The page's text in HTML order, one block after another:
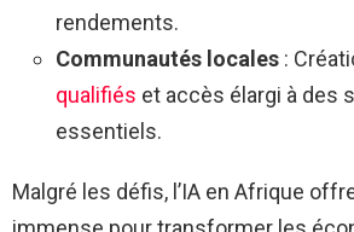
rendements.
Communautés locales :
qualifiés et accès élargi à des
essentiels.
Malgré les défis, l’IA en Afrique